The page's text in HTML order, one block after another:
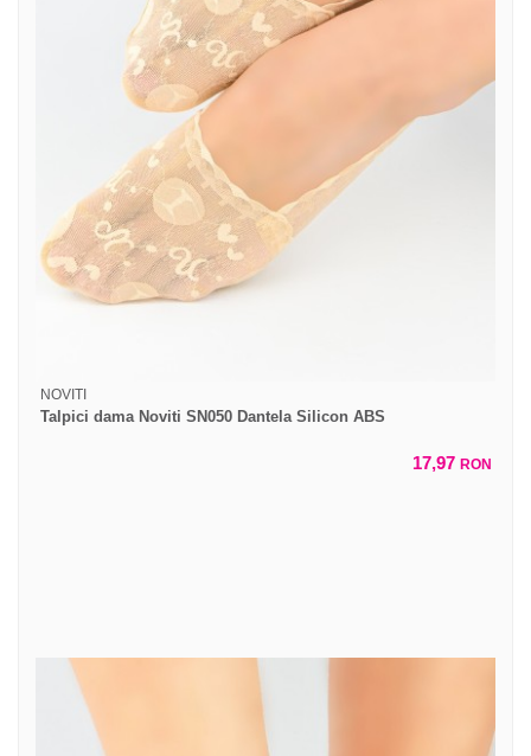
NOVITI
Talpici dama Noviti SN050 Dantela Silicon ABS
17,97 RON